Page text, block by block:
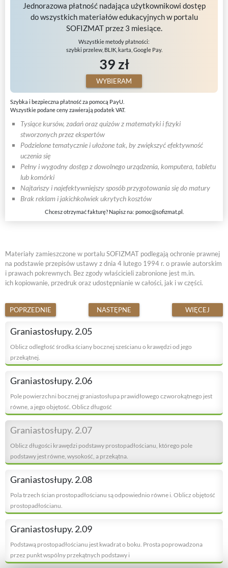
Jednorazowa płatność nadająca użytkownikowi dostęp
do wszystkich materiałów edukacyjnych w portalu
SOFIZMAT przez 3 miesiące.
Wszystkie metody płatności:
szybki przelew, BLIK, karta, Google Pay.
39 zł
WYBIERAM
Szybka i bezpieczna płatność za pomocą PayU.
Wszystkie podane ceny zawierają podatek VAT.
Tysiące kursów, zadań oraz quizów z matematyki i fizyki
stworzonych przez ekspertów
Podzielone tematycznie i ułożone tak, by zwiększyć efektywność
uczenia się
Pełny i wygodny dostęp z dowolnego urządzenia, komputera, tabletu
lub komórki
Najtańszy i najefektywniejszy sposób przygotowania się do matury
Brak reklam i jakichkolwiek ukrytych kosztów
Chcesz otrzymać fakturę? Napisz na: pomoc@sofizmat.pl
Materiały zamieszczone w portalu SOFIZMAT podlegają ochronie prawnej
na podstawie przepisów ustawy z dnia 4 lutego 1994 r. o prawie autorskim
i prawach pokrewnych. Bez zgody właścicieli zabronione jest m.in.
ich kopiowanie, przedruk oraz udostępnianie w całości, jak i w części.
POPRZEDNIE NASTĘPNE WIĘCEJ
Graniastosłupy. 2.05
Oblicz odległość środka ściany bocznej sześcianu o krawędzi od jego
przekątnej.
Graniastosłupy. 2.06
Pole powierzchni bocznej graniastosłupa prawidłowego czworokątnego jest
równe, a jego objętość. Oblicz długość
Graniastosłupy. 2.07
Oblicz długości krawędzi podstawy prostopadłościanu, którego pole
podstawy jest równe, wysokość, a przekątna.
Graniastosłupy. 2.08
Pola trzech ścian prostopadłościanu są odpowiednio równe i. Oblicz objętość
prostopadłościanu.
Graniastosłupy. 2.09
Podstawą prostopadłościanu jest kwadrat o boku. Prosta poprowadzona
przez punkt wspólny przekątnych podstawy i